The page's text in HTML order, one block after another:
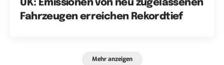
UK: Emissionen von neu zugelassenen
Fahrzeugen erreichen Rekordtief
Mehr anzeigen